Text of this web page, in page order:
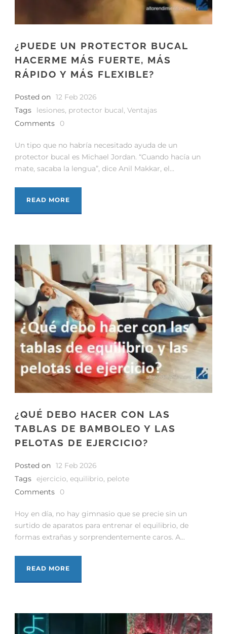
¿PUEDE UN PROTECTOR BUCAL
HACERME MÁS FUERTE, MÁS
RÁPIDO Y MÁS FLEXIBLE?
Posted on 12 Feb 2026
Tags
lesiones, protector bucal, Ventajas
Comments
0
Un tipo que no habría necesitado ayuda de un
protector bucal es Michael Jordan. “Cuando hacía un
mate, sacaba la lengua”, dice Anil Makkar, el...
READ MORE
¿QUÉ DEBO HACER CON LAS
TABLAS DE BAMBOLEO Y LAS
PELOTAS DE EJERCICIO?
Posted on 12 Feb 2026
Tags ejercicio, equilibrio, pelote
Comments
0
Hoy en día, no hay gimnasio que se precie sin un
surtido de aparatos para entrenar el equilibrio, de
formas extrañas y sorprendentemente caros. A...
READ MORE